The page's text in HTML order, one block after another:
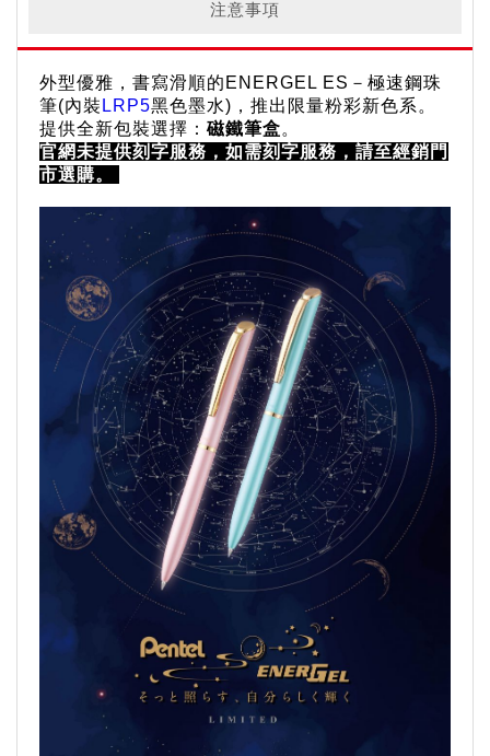
注意事項
外型優雅，書寫滑順的ENERGEL ES－極速鋼珠
筆(內裝 LRP5黑色墨水)，推出限量粉彩新色系。
提供全新包裝選擇： 磁鐵筆盒。
官網未提供刻字服務，如需刻字服務，請至經銷門
市選購。